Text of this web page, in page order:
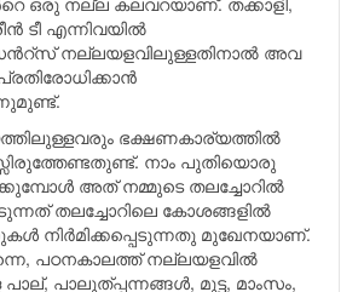
ടീ എന്നിവയില്‍
നല്ലയളവിലുള്ളതിനാല്‍ അവ
ഭക്ഷണകാര്യത്തില്‍
നാം പുതിയൊരു
അത് നമ്മുടെ തലച്ചോറില്‍
തലച്ചോറിലെ കോശങ്ങളില്‍
നിര്‍മിക്കപ്പെടുന്നതു മുഖേനയാണ്.
പഠനകാലത്ത് നല്ലയളവില്‍
പാലുത്പ്പന്നങ്ങള്‍, മുട്ട, മാംസം,